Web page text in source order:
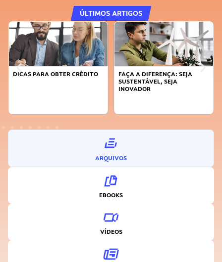
ÚLTIMOS ARTIGOS
DICAS PARA OBTER CRÉDITO
FAÇA A DIFERENÇA: SEJA
SUSTENTÁVEL, SEJA
INOVADOR
ARQUIVOS
EBOOKS
VÍDEOS